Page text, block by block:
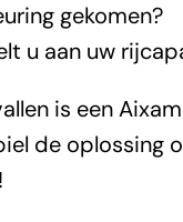
gekomen?
u aan uw
is een Aixam
de oplossing